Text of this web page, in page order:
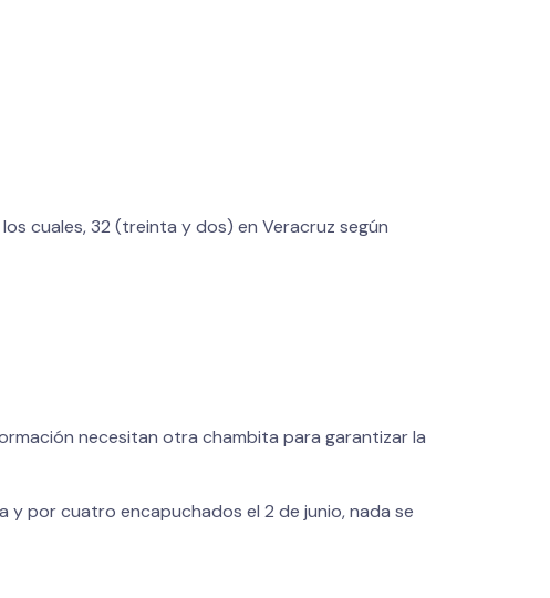
cuales, 32 (treinta y dos) en Veracruz según
necesitan otra chambita para garantizar la
y por cuatro encapuchados el 2 de junio, nada se